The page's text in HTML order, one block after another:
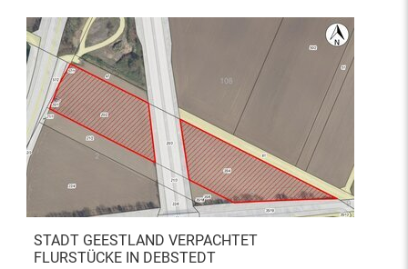
STADT GEESTLAND VERPACHTET
FLURSTÜCKE IN DEBSTEDT